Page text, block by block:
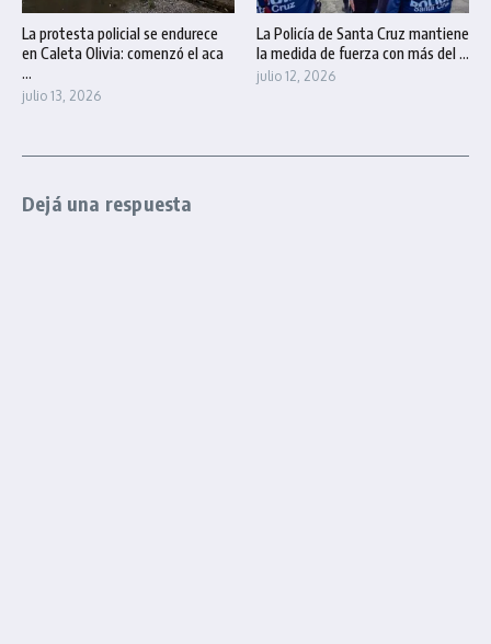
La protesta policial se endurece
en Caleta Olivia: comenzó el aca
...
julio 13, 2026
La Policía de Santa Cruz mantiene
la medida de fuerza con más del ...
julio 12, 2026
Dejá una respuesta